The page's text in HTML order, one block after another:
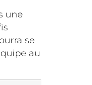
une
se
au